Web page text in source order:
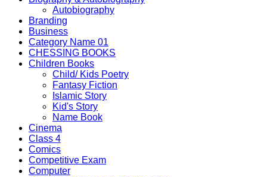
Autobiography
Branding
Business
Category Name 01
CHESSING BOOKS
Children Books
Child/ Kids Poetry
Fantasy Fiction
Islamic Story
Kid's Story
Name Book
Cinema
Class 4
Comics
Competitive Exam
Computer